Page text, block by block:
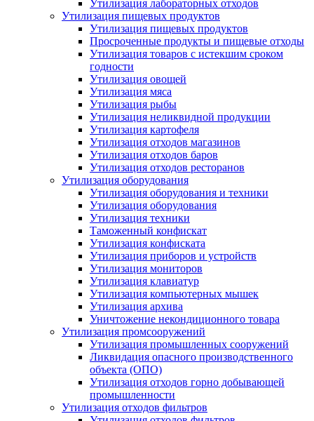
Утилизация лабораторных отходов
Утилизация пищевых продуктов
Утилизация пищевых продуктов
Просроченные продукты и пищевые отходы
Утилизация товаров с истекшим сроком
годности
Утилизация овощей
Утилизация мяса
Утилизация рыбы
Утилизация неликвидной продукции
Утилизация картофеля
Утилизация отходов магазинов
Утилизация отходов баров
Утилизация отходов ресторанов
Утилизация оборудования
Утилизация оборудования и техники
Утилизация оборудования
Утилизация техники
Таможенный конфискат
Утилизация конфиската
Утилизация приборов и устройств
Утилизация мониторов
Утилизация клавиатур
Утилизация компьютерных мышек
Утилизация архива
Уничтожение некондиционного товара
Утилизация промсооружений
Утилизация промышленных сооружений
Ликвидация опасного производственного
объекта (ОПО)
Утилизация отходов горно добывающей
промышленности
Утилизация отходов фильтров